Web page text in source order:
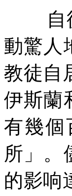
自
動驚人
教徒自
伊斯蘭
有幾個
所」。
的影响